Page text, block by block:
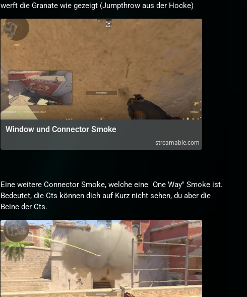
werft die Granate wie gezeigt (Jumpthrow aus der Hocke)
Window und Connector Smoke
streamable.com
Eine weitere Connector Smoke, welche eine "One Way" Smoke ist.
Bedeutet, die Cts können dich auf Kurz nicht sehen, du aber die
Beine der Cts.